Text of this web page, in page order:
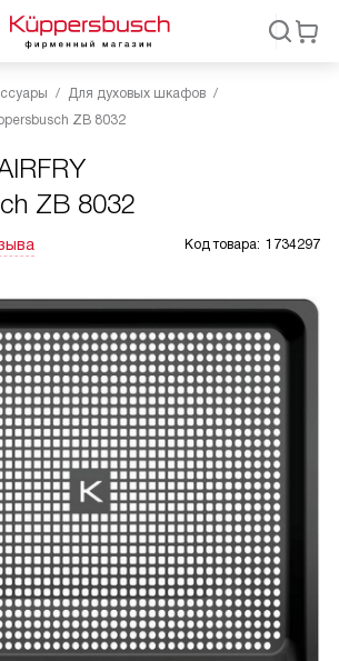
Для духовых шкафов
ZB 8032
ZB 8032
Код товара: 1734297